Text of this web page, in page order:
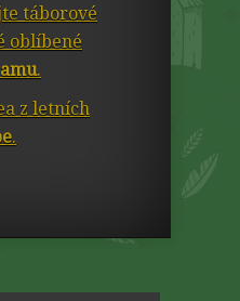
táborové
oblíbené
.
z letních
.